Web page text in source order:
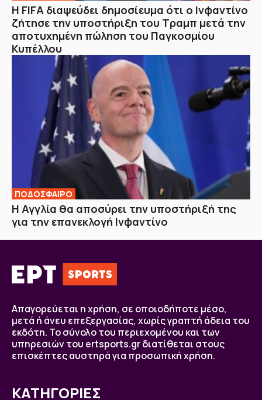
Η FIFA διαψεύδει δημοσίευμα ότι ο Ινφαντίνο
ζήτησε την υποστήριξη του Τραμπ μετά την
αποτυχημένη πώληση του Παγκοσμίου
Κυπέλλου
ΠΟΔΟΣΦΑΙΡΟ
H Αγγλία θα αποσύρει την υποστήριξή της
για την επανεκλογή Ινφαντίνο
Απαγορεύεται η χρήση, σε οποιοδήποτε μέσο,
μετά ή άνευ επεξεργασίας, χωρίς γραπτή άδεια του
εκδότη. Το σύνολο του περιεχομένου και των
υπηρεσιών του ertsports.gr διατίθεται στους
επισκέπτες αυστηρά για προσωπική χρήση.
ΚΑΤΗΓΟΡΙΕΣ